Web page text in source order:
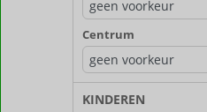
Centrum
KINDEREN